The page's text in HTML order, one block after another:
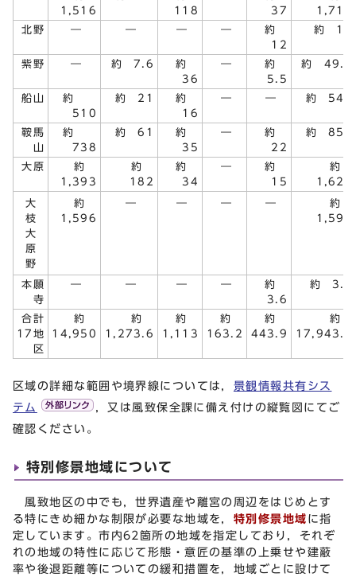
1,516
118
37
1,717
北野
― ― ― ―
約
12
約 12
紫野 ― 約 7.6
約
36
―
約
5.5
約 49.1
船山
約
510
約 21
約
16
― ― 約 547
鞍馬
山
約
738
約 61
約
35
―
約
22
約 856
大原
約
1,393
約
182
約
34
―
約
15
約
1,624
大
枝
大
原
野
約
1,596
― ― ― ―
約
1,596
本願
寺
― ― ― ―
約
3.6
約 3.6
合計
17地
区
約
14,950
約
1,273.6
約
1,113
約
163.2
約
443.9
約
17,943.7
区域の詳細な範囲や境界線については， 景観情報共有シス
テム
，又は風致保全課に備え付けの縦覧図にてご
確認ください。
特別修景地域について
風致地区の中でも，世界遺産や離宮の周辺をはじめとす
る特にきめ細かな制限が必要な地域を， 特別修景地域 に指
定しています。市内62箇所の地域を指定しており，それぞ
れの地域の特性に応じて形態・意匠の基準の上乗せや建蔽
率や後退距離等についての緩和措置を，地域ごとに設けて